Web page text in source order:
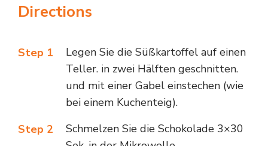
Directions
Step 1
Legen Sie die Süßkartoffel auf einen
Teller. in zwei Hälften geschnitten.
und mit einer Gabel einstechen (wie
bei einem Kuchenteig).
Step 2
Schmelzen Sie die Schokolade 3×30